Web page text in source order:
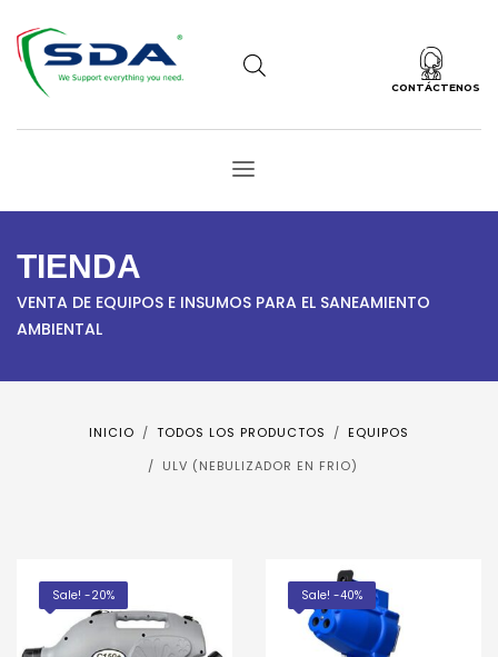
CONTÁCTENOS
TIENDA
VENTA DE EQUIPOS E INSUMOS PARA EL SANEAMIENTO
AMBIENTAL
INICIO TODOS LOS PRODUCTOS
EQUIPOS
ULV (NEBULIZADOR EN FRIO)
Sale! -20% Sale! -40%